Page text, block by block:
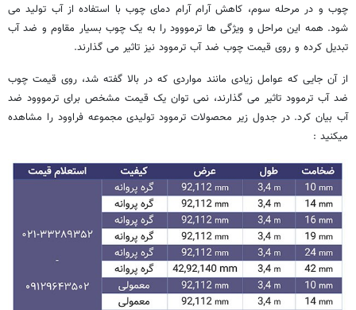
چوب و در مرحله سوم، کاهش آرام آرام دمای چوب با استفاده از آب تولید می
شود. همه این مراحل و ویژگی ها ترمووود را به یک چوب بسیار مقاوم و ضد آب
تبدیل کرده و روی قیمت چوب ضد آب ترموود نیز تاثیر می گذارند.
از آن جایی که عوامل زیادی مانند مواردی که در بالا گفته شد، روی قیمت چوب
ضد آب ترموود تاثیر می گذارند، نمی توان یک قیمت مشخص برای ترمووود ضد
آب بیان کرد. در جدول زیر محصولات ترموود تولیدی مجموعه فراوود را مشاهده
میکنید :